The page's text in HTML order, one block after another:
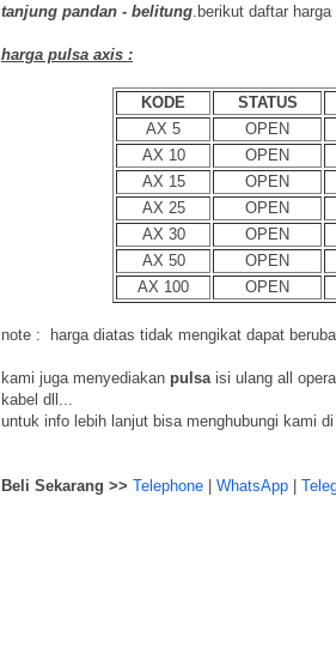
tanjung pandan - belitung.berikut daftar harga
harga pulsa axis :
KODE STATUS
AX 5
OPEN
AX 10
OPEN
AX 15
OPEN
AX 25
OPEN
AX 30
OPEN
AX 50
OPEN
AX 100
OPEN
note : harga diatas tidak mengikat dapat
kami juga menyediakan pulsaisi ulang all
kabel dll...
untuk info lebih lanjut bisa menghubungi kami
Beli Sekarang >> Telephone WhatsApp